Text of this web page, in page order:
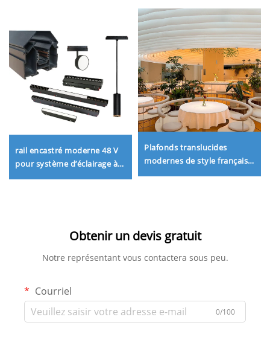
rail encastré moderne 48 V
pour système d’éclairage à
rail magnétique LED adapté
Plafonds translucides
modernes de style français,
résidentielle et commerciale
Obtenir un devis gratuit
Notre représentant vous contactera sous peu.
Courriel
0/100